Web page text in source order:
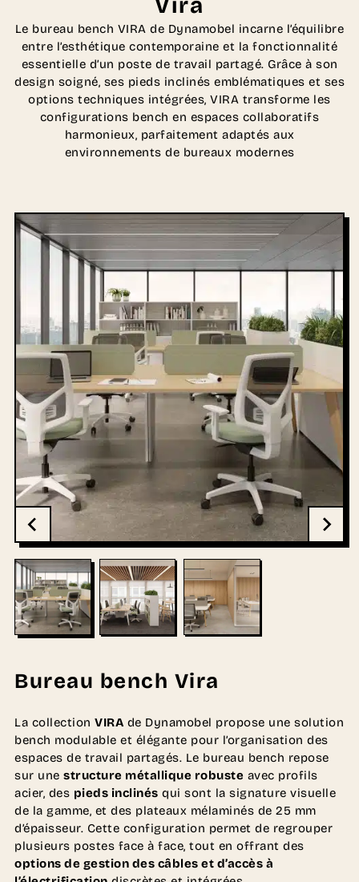
Le bureau bench VIRA de Dynamobel incarne l’équilibre
entre l’esthétique contemporaine et la fonctionnalité
essentielle d’un poste de travail partagé. Grâce à son
design soigné, ses pieds inclinés emblématiques et ses
options techniques intégrées, VIRA transforme les
configurations bench en espaces collaboratifs
harmonieux, parfaitement adaptés aux
environnements de bureaux modernes
Bureau bench Vira
La collection VIRA de Dynamobel propose une solution
bench modulable et élégante pour l’organisation des
espaces de travail partagés. Le bureau bench repose
sur une structure métallique robuste avec profils
acier, des pieds inclinés qui sont la signature visuelle
de la gamme, et des plateaux mélaminés de 25 mm
d’épaisseur. Cette configuration permet de regrouper
plusieurs postes face à face, tout en offrant des
options de gestion des câbles et d’accès à